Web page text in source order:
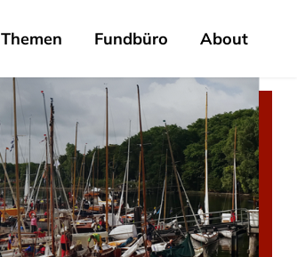
Themen Fundbüro About